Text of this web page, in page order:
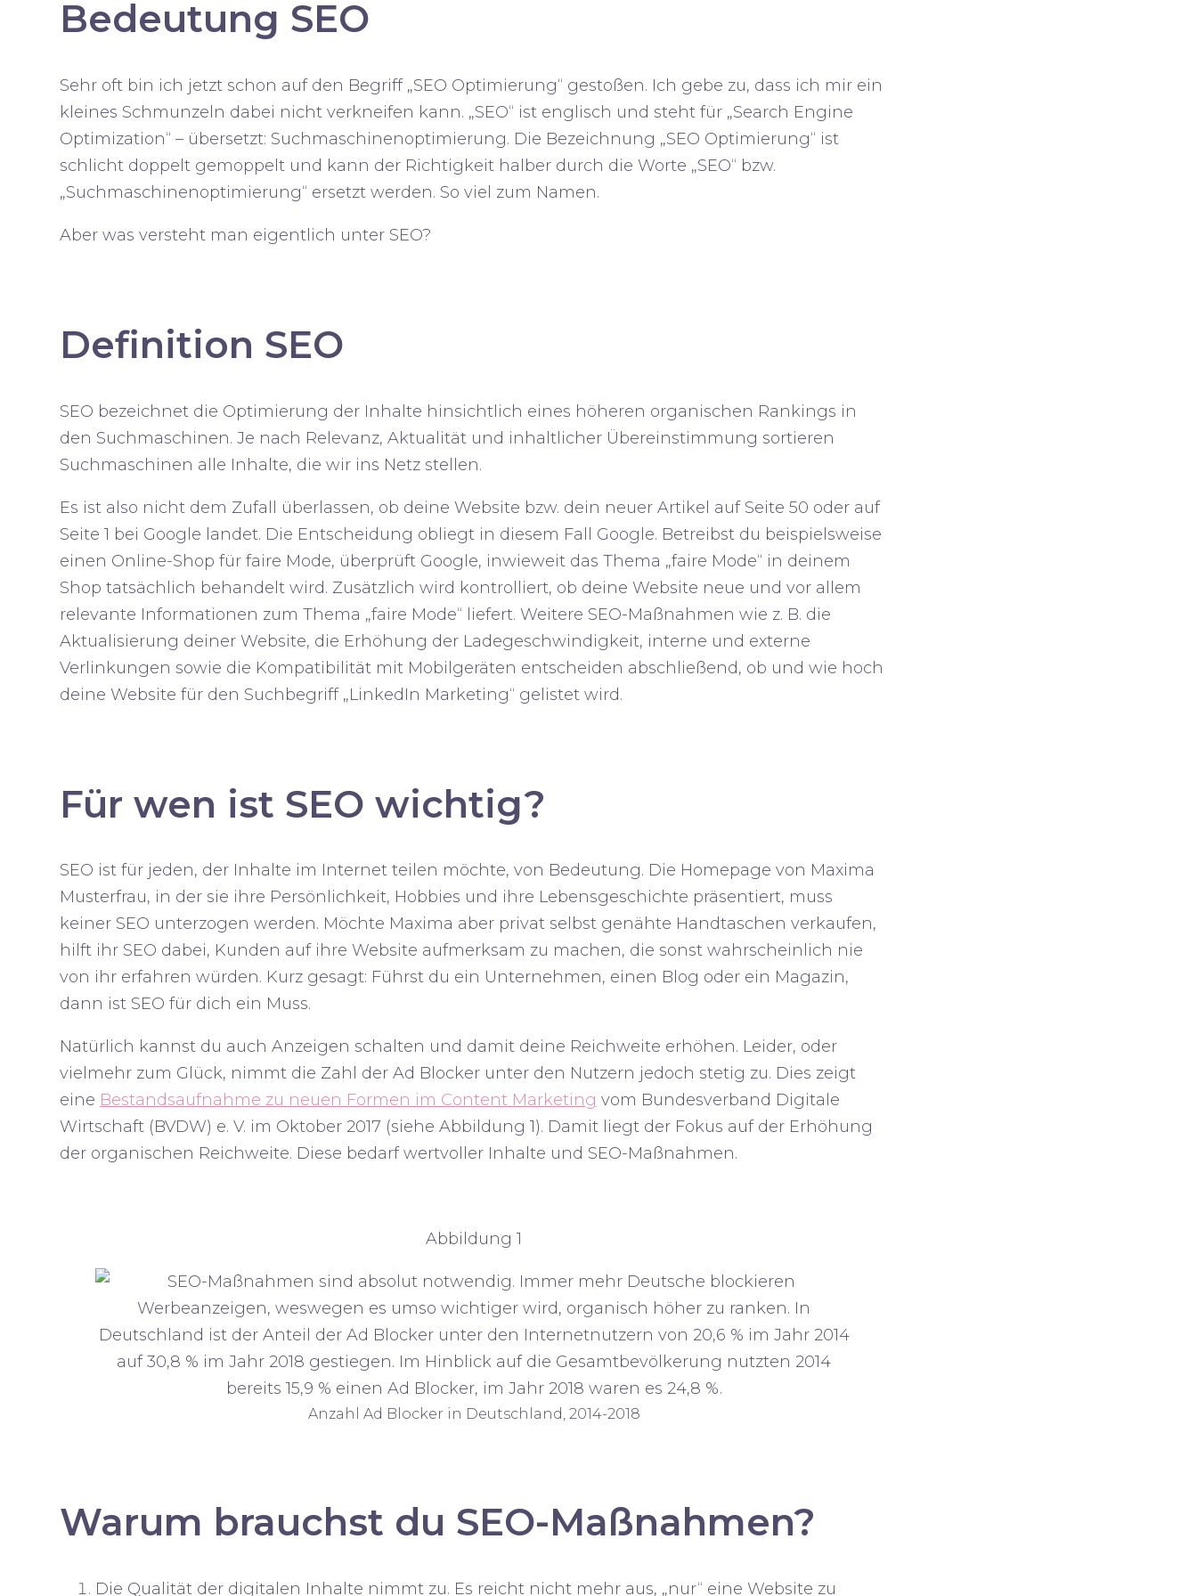
Bedeutung SEO
Sehr oft bin ich jetzt schon auf den Begriff „SEO Optimierung“ gestoßen. Ich gebe zu, dass ich mir ein
kleines Schmunzeln dabei nicht verkneifen kann. „SEO“ ist englisch und steht für „Search Engine
Optimization“ – übersetzt: Suchmaschinenoptimierung. Die Bezeichnung „SEO Optimierung“ ist
schlicht doppelt gemoppelt und kann der Richtigkeit halber durch die Worte „SEO“ bzw.
„Suchmaschinenoptimierung“ ersetzt werden. So viel zum Namen.
Aber was versteht man eigentlich unter SEO?
Definition SEO
SEO bezeichnet die Optimierung der Inhalte hinsichtlich eines höheren organischen Rankings in
den Suchmaschinen. Je nach Relevanz, Aktualität und inhaltlicher Übereinstimmung sortieren
Suchmaschinen alle Inhalte, die wir ins Netz stellen.
Es ist also nicht dem Zufall überlassen, ob deine Website bzw. dein neuer Artikel auf Seite 50 oder auf
Seite 1 bei Google landet. Die Entscheidung obliegt in diesem Fall Google. Betreibst du beispielsweise
einen Online-Shop für faire Mode, überprüft Google, inwieweit das Thema „faire Mode“ in deinem
Shop tatsächlich behandelt wird. Zusätzlich wird kontrolliert, ob deine Website neue und vor allem
relevante Informationen zum Thema „faire Mode“ liefert. Weitere SEO-Maßnahmen wie z. B. die
Aktualisierung deiner Website, die Erhöhung der Ladegeschwindigkeit, interne und externe
Verlinkungen sowie die Kompatibilität mit Mobilgeräten entscheiden abschließend, ob und wie hoch
deine Website für den Suchbegriff „LinkedIn Marketing“ gelistet wird.
Für wen ist SEO wichtig?
SEO ist für jeden, der Inhalte im Internet teilen möchte, von Bedeutung. Die Homepage von Maxima
Musterfrau, in der sie ihre Persönlichkeit, Hobbies und ihre Lebensgeschichte präsentiert, muss
keiner SEO unterzogen werden. Möchte Maxima aber privat selbst genähte Handtaschen verkaufen,
hilft ihr SEO dabei, Kunden auf ihre Website aufmerksam zu machen, die sonst wahrscheinlich nie
von ihr erfahren würden. Kurz gesagt: Führst du ein Unternehmen, einen Blog oder ein Magazin,
dann ist SEO für dich ein Muss.
Natürlich kannst du auch Anzeigen schalten und damit deine Reichweite erhöhen. Leider, oder
vielmehr zum Glück, nimmt die Zahl der Ad Blocker unter den Nutzern jedoch stetig zu. Dies zeigt
eine Bestandsaufnahme zu neuen Formen im Content Marketing vom Bundesverband Digitale
Wirtschaft (BVDW) e. V. im Oktober 2017 (siehe Abbildung 1). Damit liegt der Fokus auf der Erhöhung
der organischen Reichweite. Diese bedarf wertvoller Inhalte und SEO-Maßnahmen.
Abbildung 1
Anzahl Ad Blocker in Deutschland, 2014-2018
Warum brauchst du SEO-Maßnahmen?
Die Qualität der digitalen Inhalte nimmt zu. Es reicht nicht mehr aus, „nur“ eine Website zu